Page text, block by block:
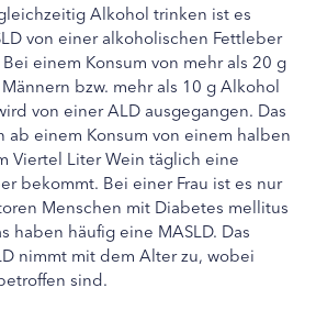
Alkohol trinken ist es
von einer alkoholischen Fettleber
einem Konsum von mehr als 20 g
bzw. mehr als 10 g Alkohol
von einer ALD ausgegangen. Das
ab einem Konsum von einem halben
Viertel Liter Wein täglich eine
bekommt. Bei einer Frau ist es nur
Menschen mit Diabetes mellitus
haben häufig eine MASLD. Das
nimmt mit dem Alter zu, wobei
sind.